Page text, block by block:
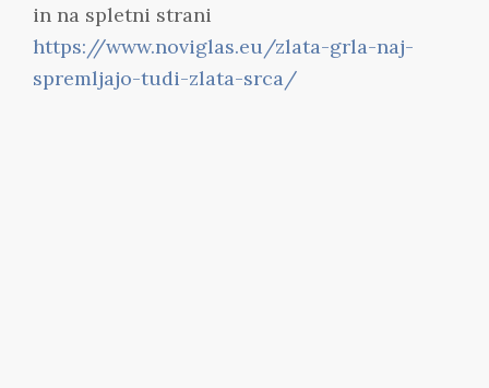
in na spletni strani
https://www.noviglas.eu/zlata-grla-naj-
spremljajo-tudi-zlata-srca/